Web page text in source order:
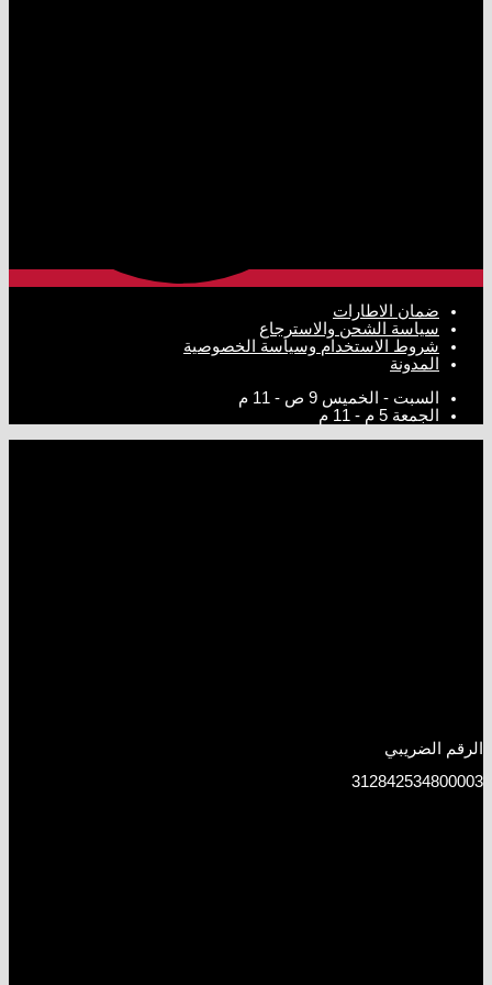
ضمان الاطارات
سياسة الشحن والاسترجاع
شروط الاستخدام وسياسة الخصوصية
المدونة
السبت - الخميس 9 ص - 11 م
الجمعة 5 م - 11 م
الرقم الضريبي
312842534800003